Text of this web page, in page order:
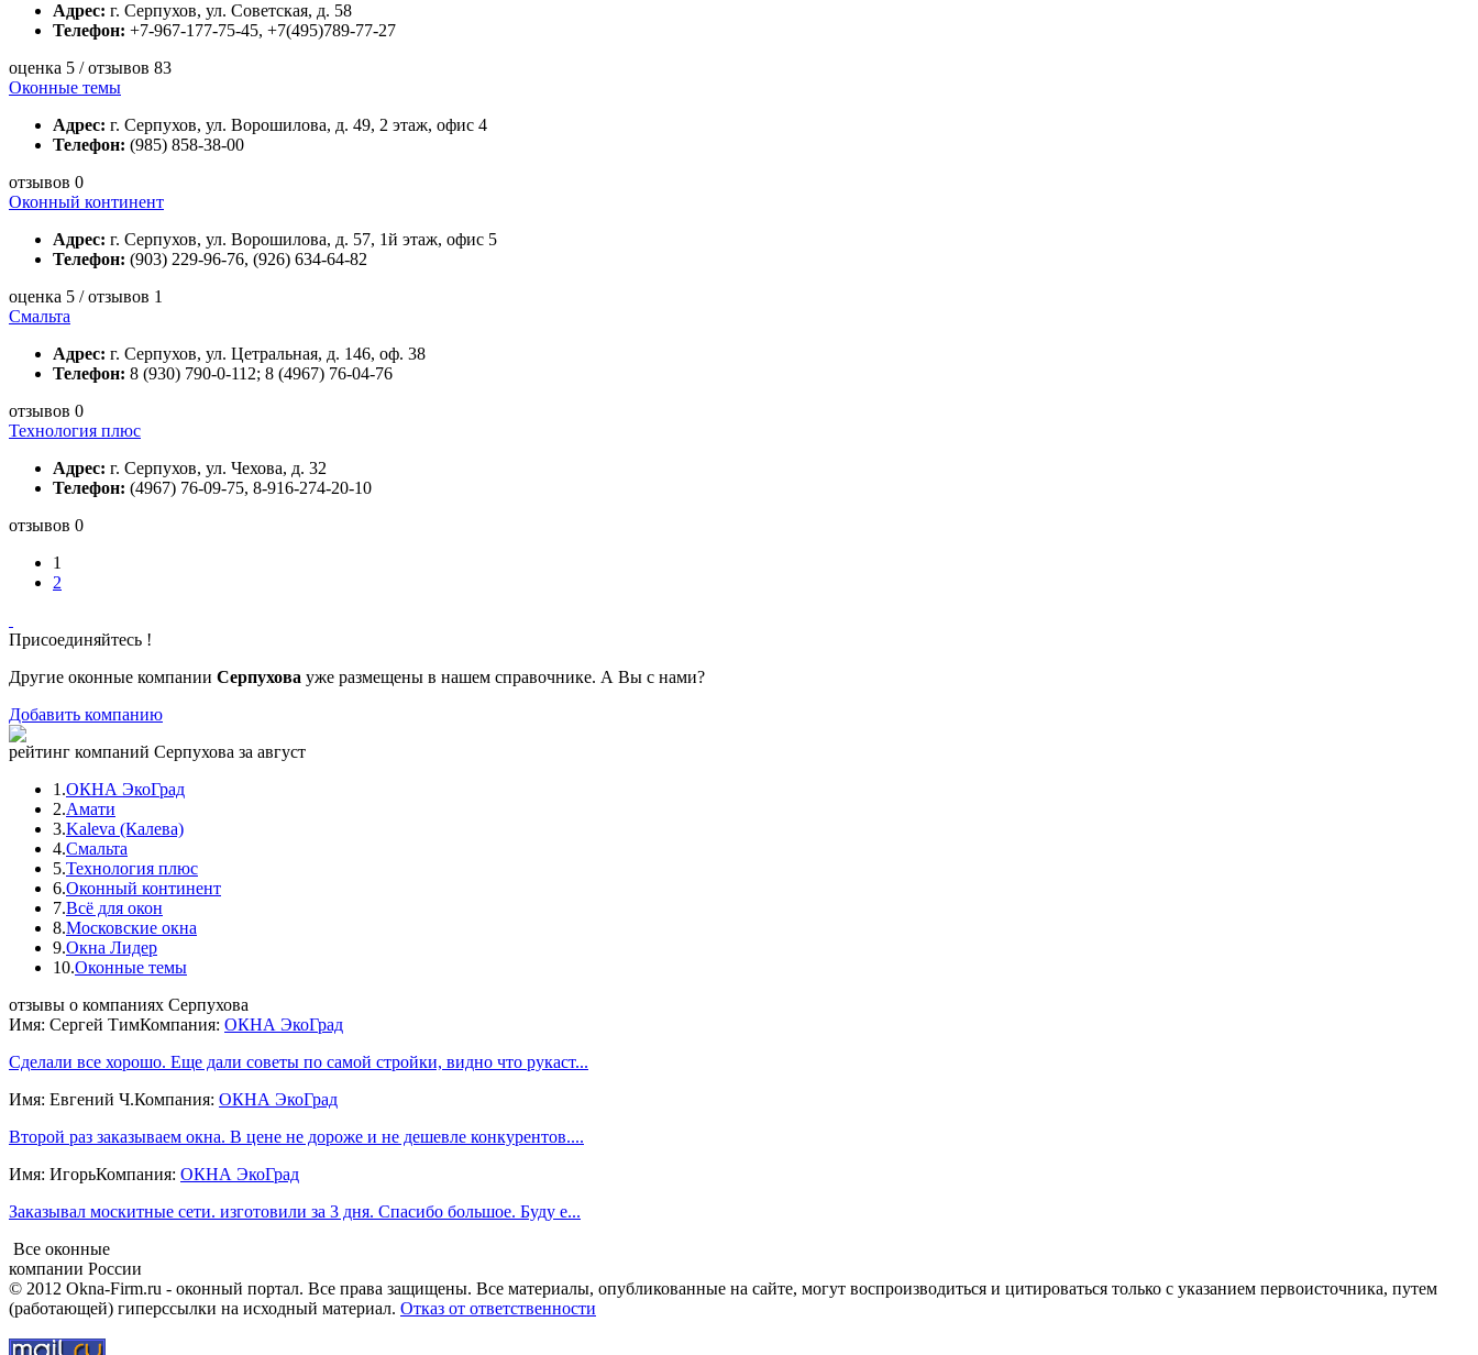
Адрес: г. Серпухов, ул. Советская, д. 58
Телефон: +7-967-177-75-45, +7(495)789-77-27
оценка 5 / отзывов 83
Оконные темы
Адрес: г. Серпухов, ул. Ворошилова, д. 49, 2 этаж, офис 4
Телефон: (985) 858-38-00
отзывов 0
Оконный континент
Адрес: г. Серпухов, ул. Ворошилова, д. 57, 1й этаж, офис 5
Телефон: (903) 229-96-76, (926) 634-64-82
оценка 5 / отзывов 1
Смальта
Адрес: г. Серпухов, ул. Цетральная, д. 146, оф. 38
Телефон: 8 (930) 790-0-112; 8 (4967) 76-04-76
отзывов 0
Технология плюс
Адрес: г. Серпухов, ул. Чехова, д. 32
Телефон: (4967) 76-09-75, 8-916-274-20-10
отзывов 0
1
2
Присоединяйтесь !
Другие оконные компании Серпухова уже размещены в нашем справочнике. А Вы с нами?
Добавить компанию
рейтинг компаний Серпухова за август
1.ОКНА ЭкоГрад
2.Амати
3.Kaleva (Калева)
4.Смальта
5.Технология плюс
6.Оконный континент
7.Всё для окон
8.Московские окна
9.Окна Лидер
10.Оконные темы
отзывы о компаниях Серпухова
Имя: Сергей ТимКомпания: ОКНА ЭкоГрад
Сделали все хорошо. Еще дали советы по самой стройки, видно что рукаст...
Имя: Евгений Ч.Компания: ОКНА ЭкоГрад
Второй раз заказываем окна. В цене не дороже и не дешевле конкурентов....
Имя: ИгорьКомпания: ОКНА ЭкоГрад
Заказывал москитные сети. изготовили за 3 дня. Спасибо большое. Буду е...
Все оконные
компании России
© 2012 Okna-Firm.ru - оконный портал. Все права защищены. Все материалы, опубликованные на сайте, могут воспроизводиться и цитироваться только с указанием первоисточника, путем
(работающей) гиперссылки на исходный материал. Отказ от ответственности